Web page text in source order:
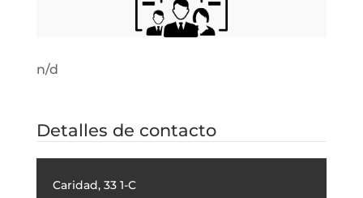
n/d
Detalles de contacto
Caridad, 33 1-C